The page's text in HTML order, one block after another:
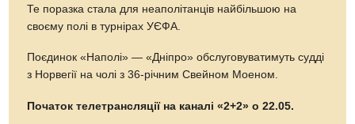
Те поразка стала для неаполітанців найбільшою на
своєму полі в турнірах УЄФА.
Поєдинок «Наполі» — «Дніпро» обслуговуватимуть судді
з Норвегії на чолі з 36-річним Свейном Моеном.
Початок телетрансляції на каналі «2+2» о 22.05.